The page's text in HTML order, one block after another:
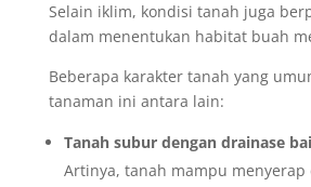
Selain iklim, kondisi tanah juga
dalam menentukan habitat buah
Beberapa karakter tanah yang
tanaman ini antara lain:
Tanah subur dengan drainase
Artinya, tanah mampu